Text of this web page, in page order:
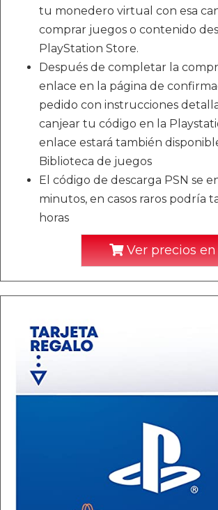
tu monedero virtual con esa
comprar juegos o contenido
PlayStation Store.
Después de completar la
enlace en la página de
pedido con instrucciones
canjear tu código en la
enlace estará también
Biblioteca de juegos
El código de descarga PSN se
minutos, en casos raros podría
horas
Ver precios